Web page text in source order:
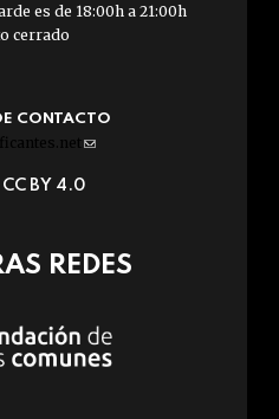
es de 18:00h a 21:00h
cerrado
CONTACTO
(link
e-
CC BY 4.0
REDES